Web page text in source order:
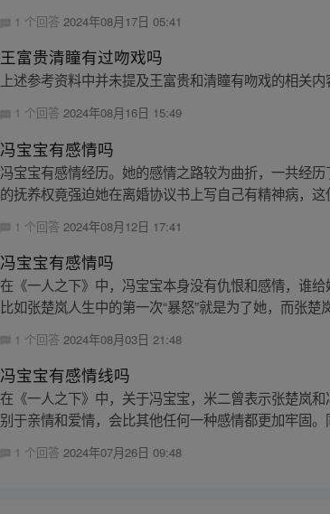
1 个回答2024年08月17日 05:41
王富贵清瞳有过吻戏吗
上述参考资料中并未提及王富贵和清瞳有吻戏的相关
1 个回答2024年08月16日 15:49
冯宝宝有感情吗
冯宝宝有感情经历。她的感情之路较为曲折，一共经
的抚养权竟强迫她在离婚协议书上写自己有精神病，
1 个回答 2024年08月12日 17:41
冯宝宝有感情吗
在《一人之下》中，冯宝宝本身没有仇恨和感情，谁
比如张楚岚人生中的第一次“暴怒”就是为了她，而张楚
1 个回答 2024年08月03日 21:48
冯宝宝有感情线吗
在《一人之下》中，关于冯宝宝，米二曾表示张楚岚
别于亲情和爱情，会比其他任何一种感情都更加牢固
1 个回答2024年07月26日 09:48